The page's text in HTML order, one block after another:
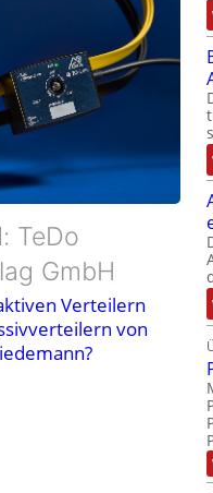
TeDo
GmbH
Verteilern
von